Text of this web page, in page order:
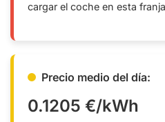
cargar el coche en esta franja
Precio medio del día:
0.1205 €/kWh